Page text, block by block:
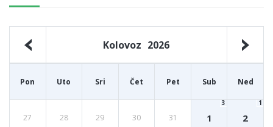
Kolovoz 2026
Pon Uto Sri Čet Pet Sub Ned
27 28 29 30 31 1
3
2
1